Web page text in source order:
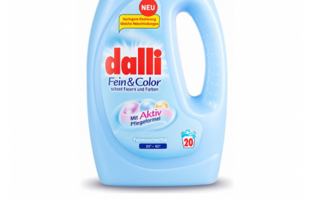
Detergent pardoseala
Detergent toaleta
Echipamente de curăţenie
Folie aluminiu,folie alimentara
Lavete de curatare
Indepartarea parului
Produse pentru coafat